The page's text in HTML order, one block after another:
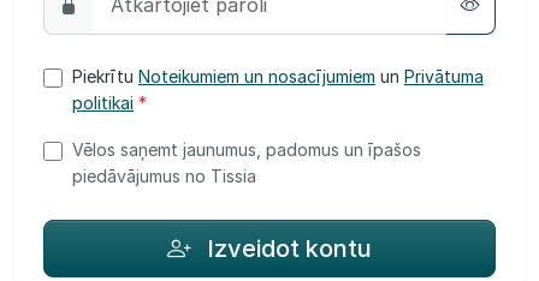
Piekrītu Noteikumiem un nosacījumiem un Privātuma
politikai *
Vēlos saņemt jaunumus, padomus un īpašos
piedāvājumus no Tissia
Izveidot kontu